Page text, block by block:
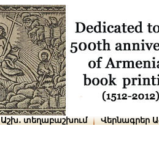
Աշխ․ տեղաբաշխում Վերնագրեր